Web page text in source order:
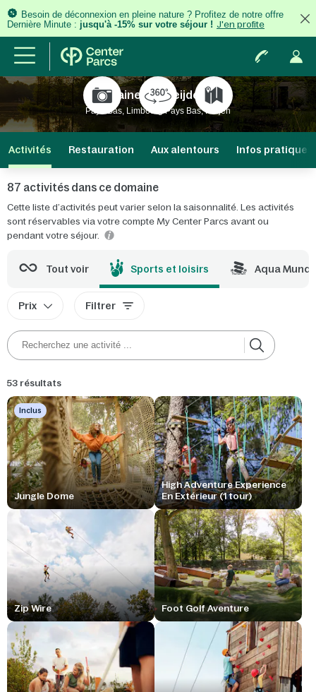
Besoin de déconnexion en pleine nature ? Profitez de notre offre
Dernière Minute : jusqu'à -15% sur votre séjour ! J'en profite
Domaine Het Heijderbos
Pays-Bas, Limbourg Pays Bas, Heijen
Activités Restauration Aux alentours Infos pratiques
87 activités dans ce domaine
Cette liste d’activités peut varier selon la saisonnalité. Les activités
sont réservables via votre compte My Center Parcs avant ou
pendant votre séjour.
Tout voir Sports et loisirs Aqua
Prix Filtrer
53 résultats
Inclus
Jungle Dome
High Adventure Experience
En Extérieur (1 tour)
Zip Wire Foot Golf Aventure